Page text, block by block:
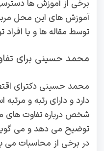
برخی از آموزش ها
آموزش های این محل
توسط مقاله ها و یا
محمد حسینی برای
محمد حسینی دکترای
دارد و دارای رتبه و مرتبه
شخص درباره تفاوت های
توضیح می دهد و می
در برخی از محاسبات می